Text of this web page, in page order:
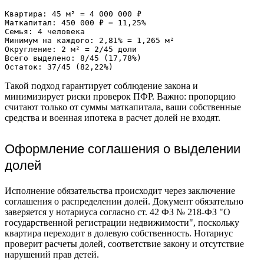
Квартира: 45 м² = 4 000 000 ₽
Маткапитал: 450 000 ₽ = 11,25%
Семья: 4 человека
Минимум на каждого: 2,81% = 1,265 м²
Округление: 2 м² = 2/45 доли
Всего выделено: 8/45 (17,78%)
Такой подход гарантирует соблюдение закона и
минимизирует риски проверок ПФР. Важно: пропорцию
считают только от суммы маткапитала, ваши собственные
средства и военная ипотека в расчет долей не входят.
Оформление соглашения о выделении
долей
Исполнение обязательства происходит через заключение
соглашения о распределении долей. Документ обязательно
заверяется у нотариуса согласно ст. 42 ФЗ № 218-ФЗ "О
государственной регистрации недвижимости", поскольку
квартира переходит в долевую собственность. Нотариус
проверит расчеты долей, соответствие закону и отсутствие
нарушений прав детей.